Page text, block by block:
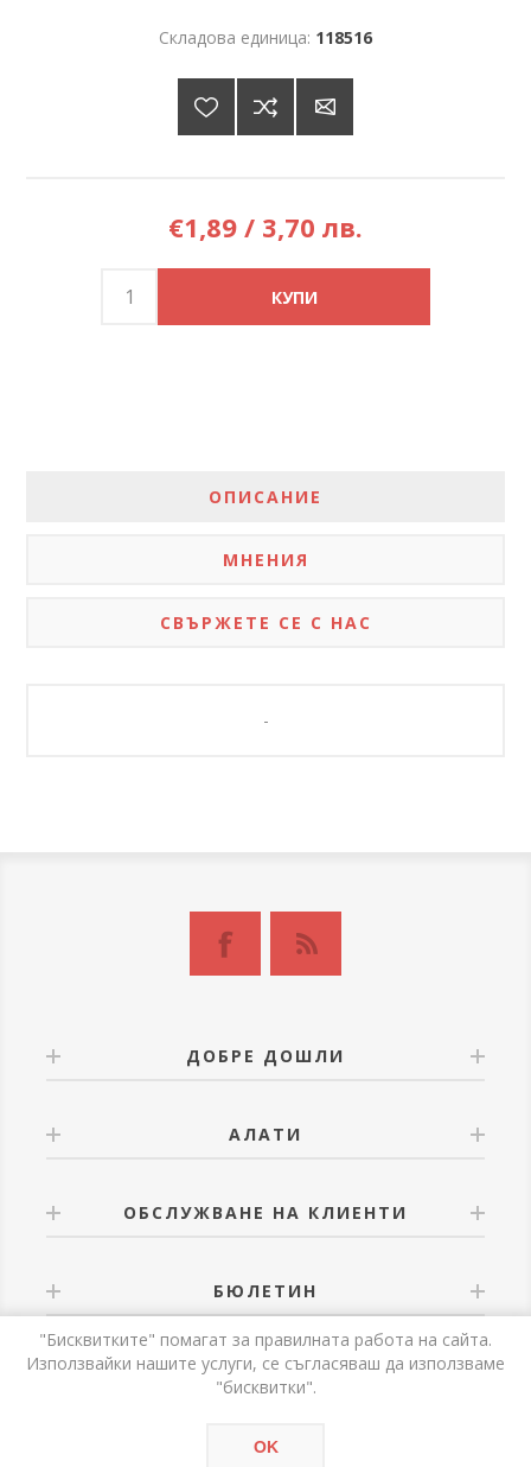
Складова единица: 118516
€1,89 / 3,70 лв.
ОПИСАНИЕ
МНЕНИЯ
СВЪРЖЕТЕ СЕ С НАС
-
ДОБРЕ ДОШЛИ
АЛАТИ
ОБСЛУЖВАНЕ НА КЛИЕНТИ
БЮЛЕТИН
Авторски права © 2026 Alati. Всички права запазени.
"Бисквитките" помагат за правилната работа на сайта.
Използвайки нашите услуги, се съгласяваш да използваме
"бисквитки".
OK